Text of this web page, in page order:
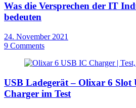
Was die Versprechen der IT
bedeuten
24. November 2021
9 Comments
USB Ladegerät – Olixar 6 Slot
Charger im Test